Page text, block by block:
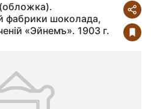
фабрики шоколада,
«Эйнемъ». 1903 г.